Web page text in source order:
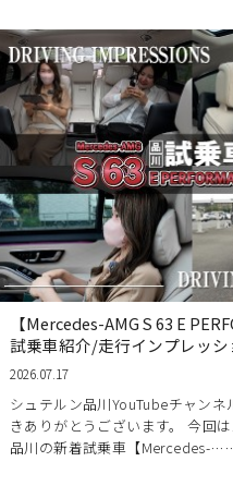
【Mercedes-AMG S 63 E
試乗車紹介/走行インプレッシ
2026.07.17
シュテルン品川YouTubeチャン
きありがとうございます。 今回
品川の新着試乗車【Mercedes-